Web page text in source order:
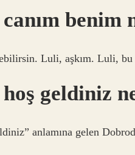
benim
Luli, aşkım. Luli, bu
geldiniz
anlamına gelen